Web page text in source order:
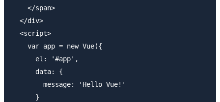
    </span>
  </div>
  <script>
    var app = new Vue({
      el: '#app',
      data: {
        message: 'Hello Vue!'
      }